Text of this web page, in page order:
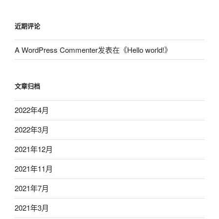
近期评论
A WordPress Commenter发表在《Hello world!》
文章归档
2022年4月
2022年3月
2021年12月
2021年11月
2021年7月
2021年3月